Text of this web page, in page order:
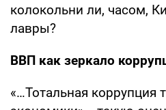
колокольни ли, часом,
лавры?
ВВП как зеркало
«…Тотальная коррупция